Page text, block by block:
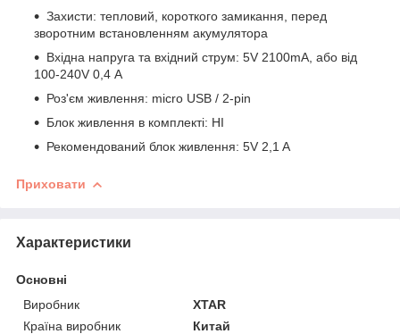
Захисти: тепловий, короткого замикання, перед
зворотним встановленням акумулятора
Вхідна напруга та вхідний струм: 5V 2100mA, або від
100-240V 0,4 А
Роз'єм живлення: micro USB / 2-pin
Блок живлення в комплекті: НІ
Рекомендований блок живлення: 5V 2,1 A
Приховати
Характеристики
Основні
Виробник
XTAR
Країна виробник
Китай